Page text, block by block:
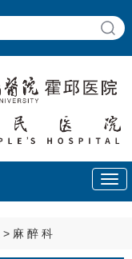
> 麻 醉 科